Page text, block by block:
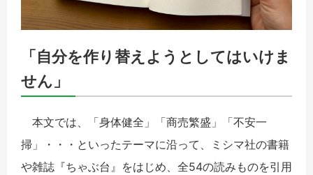
「自分を作り替えようとしてはいけま
せん」
本文では、「身体健全」「商売繁盛」「不安一
掃」・・・といったテーマに沿って、ミシマ社の書籍
や雑誌『ちゃぶ台』をはじめ、全54の読みものを引用